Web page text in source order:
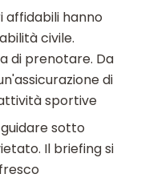
affidabili hanno
civile.
di prenotare. Da
di
sportive
sotto
Il briefing si